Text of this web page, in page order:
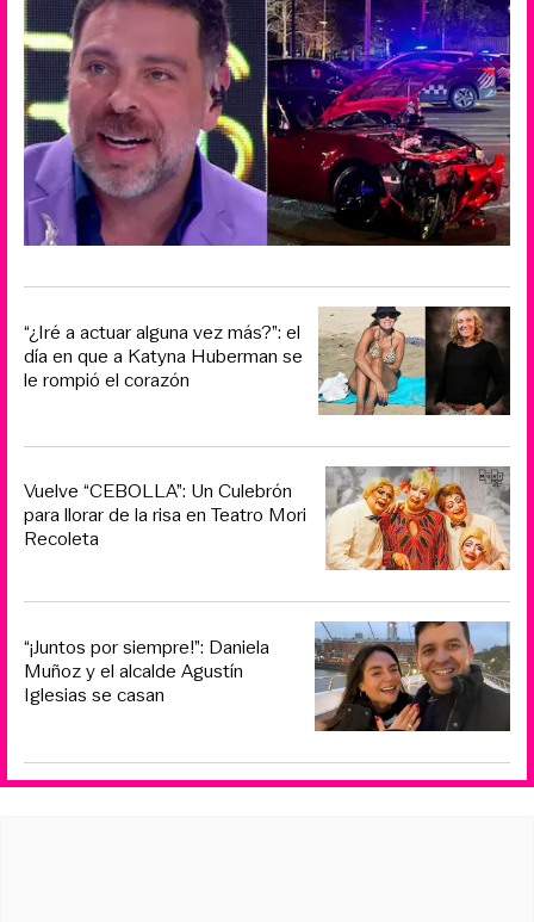
“¿Iré a actuar alguna vez más?”: el
día en que a Katyna Huberman se
le rompió el corazón
Vuelve “CEBOLLA”: Un Culebrón
para llorar de la risa en Teatro Mori
Recoleta
“¡Juntos por siempre!”: Daniela
Muñoz y el alcalde Agustín
Iglesias se casan